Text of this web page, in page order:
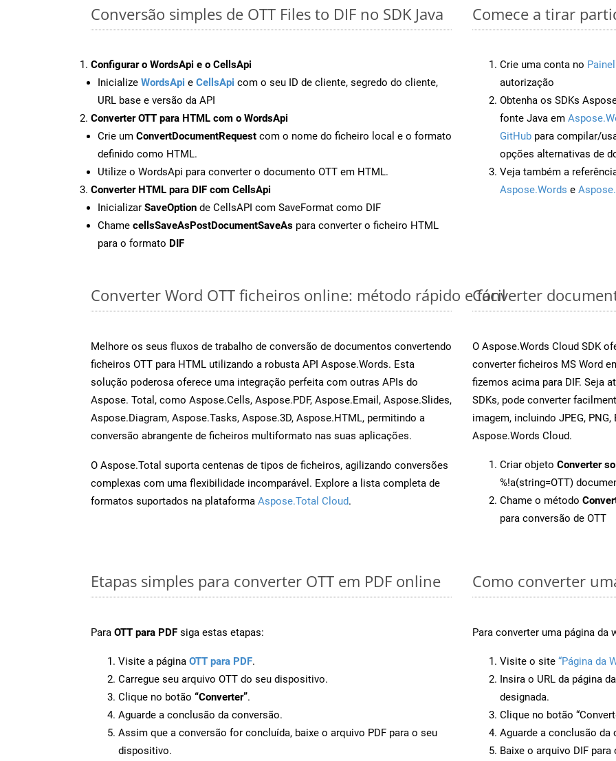
Conversão simples de OTT Files to DIF no SDK Java
Configurar o WordsApi e o CellsApi
Inicialize WordsApi e CellsApi com o seu ID de cliente, segredo do cliente,
URL base e versão da API
Converter OTT para HTML com o WordsApi
Crie um ConvertDocumentRequest com o nome do ficheiro local e o formato
definido como HTML.
Utilize o WordsApi para converter o documento OTT em HTML.
Converter HTML para DIF com CellsApi
Inicializar SaveOption de CellsAPI com SaveFormat como DIF
Chame cellsSaveAsPostDocumentSaveAs para converter o ficheiro HTML
para o formato DIF
Comece a tirar
Crie uma conta no Painel
autorização
Obtenha os SDKs
fonte Java em
GitHub para compilar/
opções alternativas de
Veja também a
Aspose.Words e
Converter Word OTT ficheiros online: método rápido e fácil
Melhore os seus fluxos de trabalho de conversão de documentos convertendo
ficheiros OTT para HTML utilizando a robusta API Aspose.Words. Esta
solução poderosa oferece uma integração perfeita com outras APIs do
Aspose. Total, como Aspose.Cells, Aspose.PDF, Aspose.Email, Aspose.Slides,
Aspose.Diagram, Aspose.Tasks, Aspose.3D, Aspose.HTML, permitindo a
conversão abrangente de ficheiros multiformato nas suas aplicações.
O Aspose.Total suporta centenas de tipos de ficheiros, agilizando conversões
complexas com uma flexibilidade incomparável. Explore a lista completa de
formatos suportados na plataforma Aspose.Total Cloud.
Converter
O Aspose.Words Cloud SDK
converter ficheiros MS Word
fizemos acima para DIF. Seja
SDKs, pode converter
imagem, incluindo JPEG, PNG,
Aspose.Words Cloud.
Criar objeto Converter
%!a(string=OTT)
Chame o método
para conversão de OTT
Etapas simples para converter OTT em PDF online
Para OTT para PDF siga estas etapas:
Visite a página OTT para PDF.
Carregue seu arquivo OTT do seu dispositivo.
Clique no botão “Converter”.
Aguarde a conclusão da conversão.
Assim que a conversão for concluída, baixe o arquivo PDF para o seu
dispositivo.
Como converter
Para converter uma página da
Visite o site “Página da
Insira o URL da página
designada.
Clique no botão
Aguarde a conclusão da
Baixe o arquivo DIF